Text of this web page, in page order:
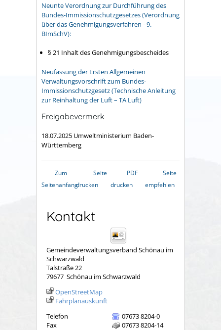
Neunte Verordnung zur Durchführung des
Bundes-Immissionschutzgesetzes (Verordnung
über das Genehmigungsverfahren - 9.
BImSchV):
§ 21 Inhalt des Genehmigungsbescheides
Neufassung der Ersten Allgemeinen
Verwaltungsvorschrift zum Bundes-
Immissionschutzgesetz (Technische Anleitung
zur Reinhaltung der Luft – TA Luft)
Freigabevermerk
18.07.2025 Umweltministerium Baden-
Württemberg
Zum
Seitenanfang
Seite
drucken
PDF
drucken
Seite
empfehlen
Kontakt
Gemeindeverwaltungsverband Schönau im
Schwarzwald
Talstraße 22
79677 Schönau im Schwarzwald
OpenStreetMap
Fahrplanauskunft
Telefon
07673 8204-0
Fax
07673 8204-14